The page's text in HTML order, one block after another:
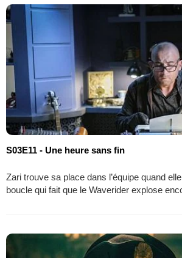
S03E11 - Une heure sans fin
Zari trouve sa place dans l’équipe quand
boucle qui fait que le Waverider explose